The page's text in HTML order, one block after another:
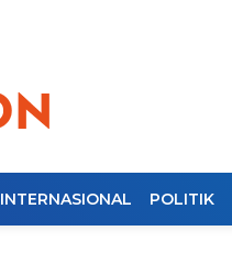
INTERNASIONAL POLITIK